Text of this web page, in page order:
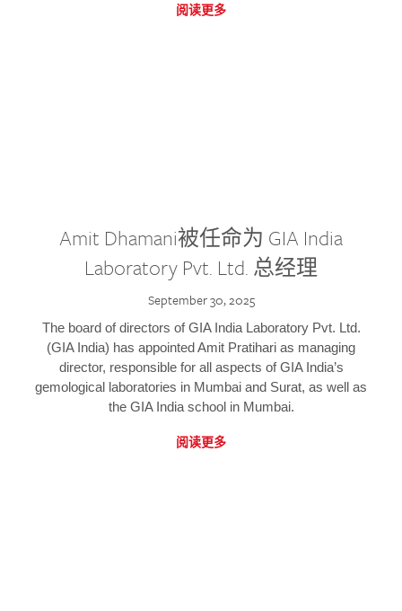
阅读更多
Amit Dhamani被任命为 GIA India
Laboratory Pvt. Ltd. 总经理
September 30, 2025
The board of directors of GIA India Laboratory Pvt. Ltd.
(GIA India) has appointed Amit Pratihari as managing
director, responsible for all aspects of GIA India’s
gemological laboratories in Mumbai and Surat, as well as
the GIA India school in Mumbai.
阅读更多